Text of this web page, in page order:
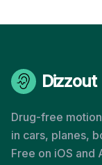
Dizzout
Drug-free
in cars, planes,
Free on iOS and